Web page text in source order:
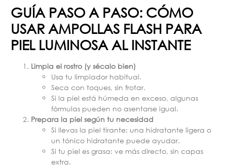
GUÍA PASO A PASO: CÓMO
USAR AMPOLLAS FLASH PARA
PIEL LUMINOSA AL INSTANTE
Limpia el rostro (y sécalo bien)
Usa tu limpiador habitual.
Seca con toques, sin frotar.
Si la piel está húmeda en exceso, algunas
fórmulas pueden no asentarse igual.
Prepara la piel según tu necesidad
Si llevas la piel tirante: una hidratante ligera o
un tónico hidratante puede ayudar.
Si tu piel es grasa: ve más directo, sin capas
extra.